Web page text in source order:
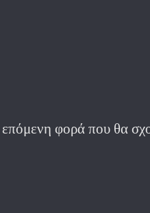
φορά που θα